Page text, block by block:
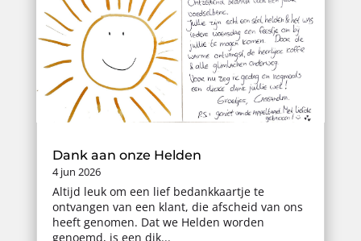
Dank aan onze Helden
4 jun 2026
Altijd leuk om een lief bedankkaartje te
ontvangen van een klant, die afscheid van ons
heeft genomen. Dat we Helden worden
genoemd, is een dik...